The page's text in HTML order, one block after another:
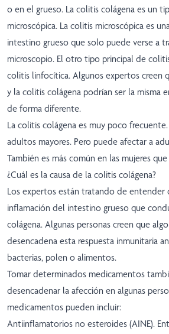
o en el grueso. La colitis colágena es un
microscópica. La colitis microscópica es
intestino grueso que solo puede verse a
microscopio. El otro tipo principal de
colitis linfocítica. Algunos expertos creen
y la colitis colágena podrían ser la misma
de forma diferente.
La colitis colágena es muy poco frecuente.
adultos mayores. Pero puede afectar a
También es más común en las mujeres
¿Cuál es la causa de la colitis colágena?
Los expertos están tratando de entender
inflamación del intestino grueso que
colágena. Algunas personas creen que
desencadena esta respuesta inmunitaria
bacterias, polen o alimentos.
Tomar determinados medicamentos
desencadenar la afección en algunas
medicamentos pueden incluir:
Antiinflamatorios no esteroides (AINE).